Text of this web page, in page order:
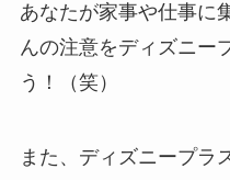
あなたが家事や仕事に
んの注意をディズニー
う！（笑）
また、ディズニープラ